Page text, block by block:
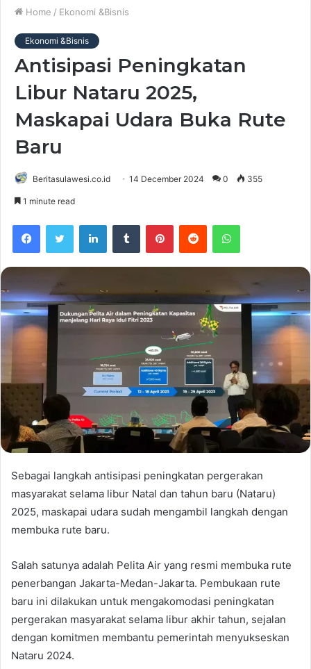
Home / Ekonomi &Bisnis
Ekonomi &Bisnis
Antisipasi Peningkatan
Libur Nataru 2025,
Maskapai Udara Buka Rute
Baru
Beritasulawesi.co.id 14 December 2024 0 355
1 minute read
Sebagai langkah antisipasi peningkatan pergerakan
masyarakat selama libur Natal dan tahun baru (Nataru)
2025, maskapai udara sudah mengambil langkah dengan
membuka rute baru.
Salah satunya adalah Pelita Air yang resmi membuka rute
penerbangan Jakarta-Medan-Jakarta. Pembukaan rute
baru ini dilakukan untuk mengakomodasi peningkatan
pergerakan masyarakat selama libur akhir tahun, sejalan
dengan komitmen membantu pemerintah menyukseskan
Nataru 2024.